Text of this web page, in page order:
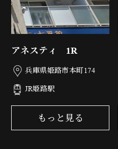
アネスティ 1R
兵庫県姫路市本町174
JR姫路駅
もっと見る